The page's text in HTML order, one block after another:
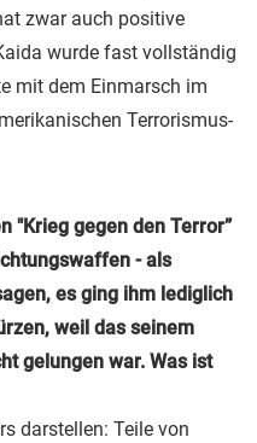
zwar auch positive
wurde fast vollständig
mit dem Einmarsch im
Terrorismus-
"Krieg gegen den Terror”
- als
es ging ihm lediglich
weil das seinem
gelungen war. Was ist
darstellen: Teile von